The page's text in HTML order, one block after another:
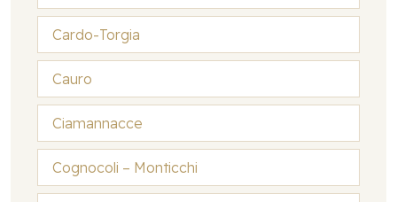
Cardo-Torgia
Cauro
Ciamannacce
Cognocoli – Monticchi